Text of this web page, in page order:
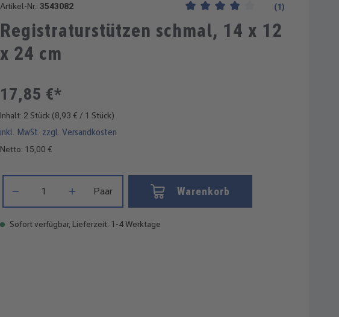
Artikel-Nr.: 3543082 (1)
Registraturstützen schmal, 14 x 12
x 24 cm
17,85 €*
Inhalt: 2 Stück (8,93 € / 1 Stück)
inkl. MwSt. zzgl. Versandkosten
Netto: 15,00 €
Paar Warenkorb
Sofort verfügbar, Lieferzeit: 1-4 Werktage